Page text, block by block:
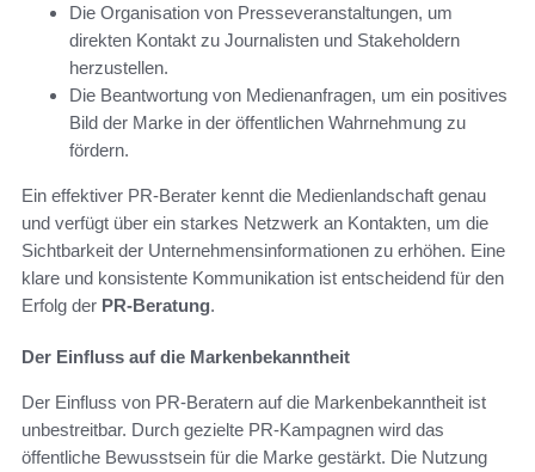
Die Organisation von Presseveranstaltungen, um
direkten Kontakt zu Journalisten und Stakeholdern
herzustellen.
Die Beantwortung von Medienanfragen, um ein positives
Bild der Marke in der öffentlichen Wahrnehmung zu
fördern.
Ein effektiver PR-Berater kennt die Medienlandschaft genau
und verfügt über ein starkes Netzwerk an Kontakten, um die
Sichtbarkeit der Unternehmensinformationen zu erhöhen. Eine
klare und konsistente Kommunikation ist entscheidend für den
Erfolg der PR-Beratung.
Der Einfluss auf die Markenbekanntheit
Der Einfluss von PR-Beratern auf die Markenbekanntheit ist
unbestreitbar. Durch gezielte PR-Kampagnen wird das
öffentliche Bewusstsein für die Marke gestärkt. Die Nutzung